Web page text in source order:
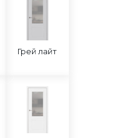
Грей лайт